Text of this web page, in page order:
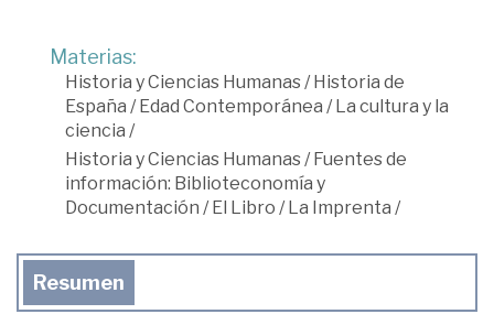
Materias:
Historia y Ciencias Humanas/ Historia de
España / Edad Contemporánea / La cultura y la
ciencia /
Historia y Ciencias Humanas/ Fuentes de
información: Biblioteconomía y
Documentación / El Libro / La Imprenta /
Resumen